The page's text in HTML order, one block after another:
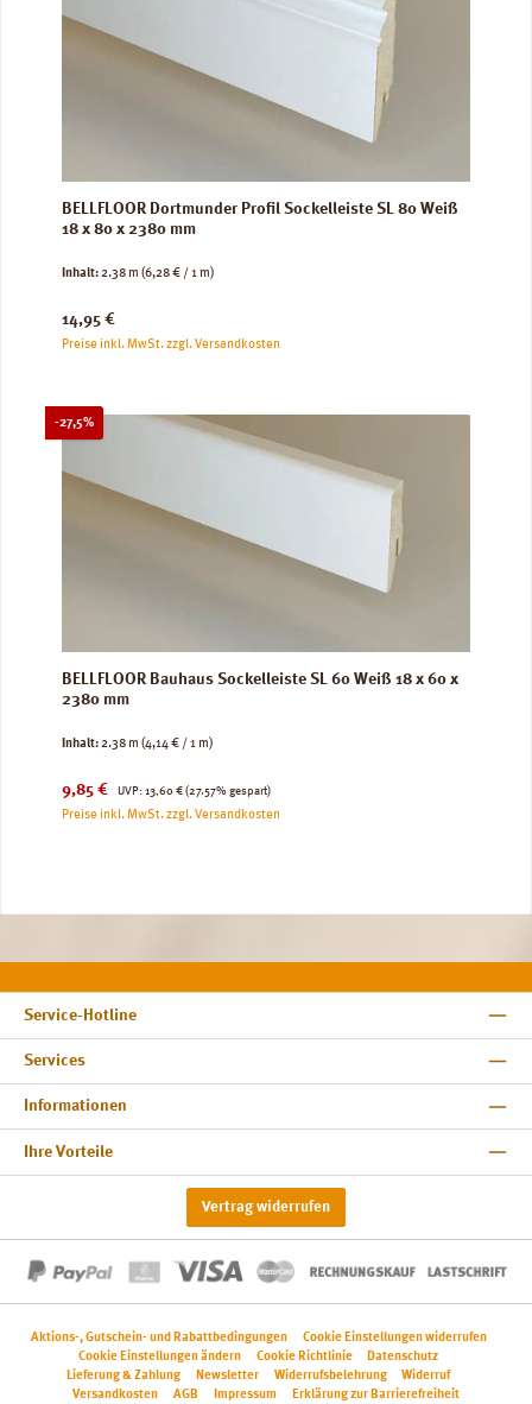
BELLFLOOR Dortmunder Profil Sockelleiste SL 80 Weiß
18 x 80 x 2380 mm
Inhalt:2.38 m (6,28 € / 1 m)
Regulärer Preis:
14,95 €
Preise inkl. MwSt. zzgl. Versandkosten
-27,5%Rabatt
BELLFLOOR Bauhaus Sockelleiste SL 60 Weiß 18 x 60 x
2380 mm
Inhalt:2.38 m (4,14 € / 1 m)
Verkaufspreis:
9,85 € UVP:
Regulärer Preis:
13,60 € (27.57% gespart)
Preise inkl. MwSt. zzgl. Versandkosten
Service-Hotline
Services
Informationen
Ihre Vorteile
Vertrag widerrufen
Aktions-, Gutschein- und Rabattbedingungen
Cookie Einstellungen widerrufen
Cookie Einstellungen ändern
Cookie Richtlinie
Datenschutz
Lieferung & Zahlung
Newsletter Widerrufsbelehrung
Widerruf
Versandkosten
AGB Impressum Erklärung zur Barrierefreiheit